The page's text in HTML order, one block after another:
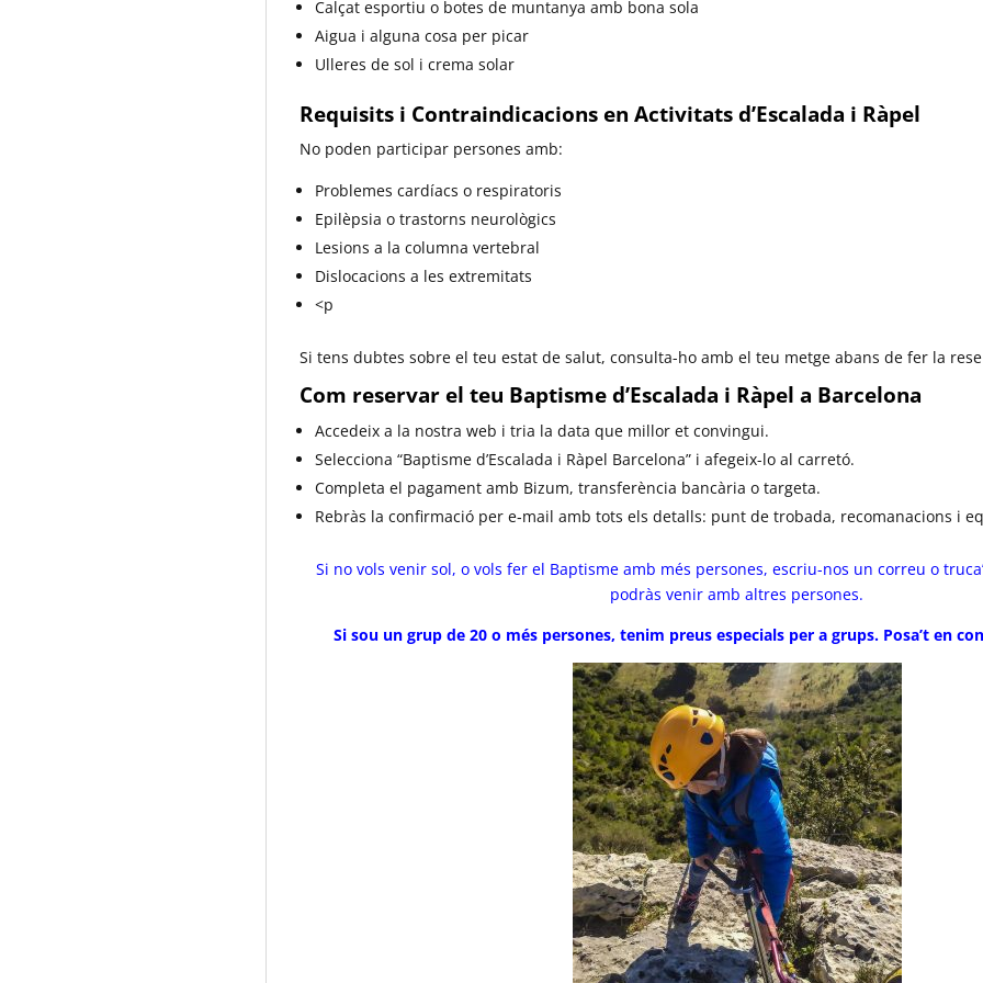
Calçat esportiu o botes de muntanya amb bona sola
Aigua i alguna cosa per picar
Ulleres de sol i crema solar
Requisits i Contraindicacions en Activitats d’Escalada i Ràpel
No poden participar persones amb:
Problemes cardíacs o respiratoris
Epilèpsia o trastorns neurològics
Lesions a la columna vertebral
Dislocacions a les extremitats
<p
Si tens dubtes sobre el teu estat de salut, consulta-ho amb el teu metge abans de fer la
Com reservar el teu Baptisme d’Escalada i Ràpel a Barcelona
Accedeix a la nostra web i tria la data que millor et convingui.
Selecciona “Baptisme d’Escalada i Ràpel Barcelona” i afegeix-lo al carretó.
Completa el pagament amb Bizum, transferència bancària o targeta.
Rebràs la confirmació per e‑mail amb tots els detalls: punt de trobada, recomanacions i
Si no vols venir sol, o vols fer el Baptisme amb més persones, escriu-nos un correu o
podràs venir amb altres persones.
Si sou un grup de 20 o més persones, tenim preus especials per a grups. Posa’t en